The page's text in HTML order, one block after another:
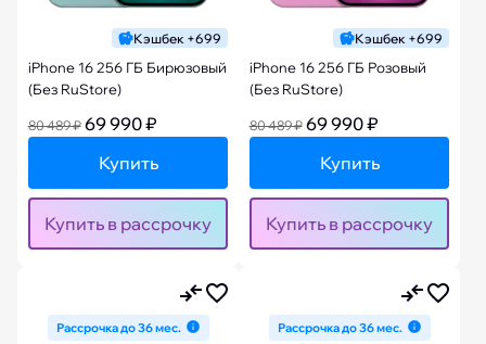
Кэшбек +699
iPhone 16 256 ГБ Бирюзовый
(Без RuStore)
80 489 ₽ 69 990 ₽
Купить
Купить в рассрочку
Кэшбек +699
iPhone 16 256 ГБ Розовый
(Без RuStore)
80 489 ₽ 69 990 ₽
Купить
Купить в рассрочку
Рассрочка до 36 мес. Рассрочка до 36 мес.